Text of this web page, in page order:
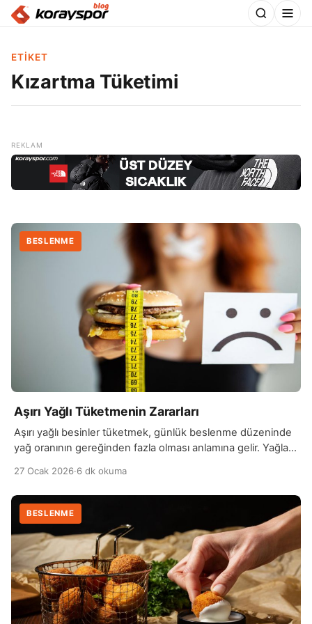
ETIKET
Kızartma Tüketimi
BESLENME
Aşırı Yağlı Tüketmenin Zararları
Aşırı yağlı besinler tüketmek, günlük beslenme düzeninde
yağ oranının gereğinden fazla olması anlamına gelir. Yağlar
alındığında sağlık sorunlarına yol açabilir. Özellikle
kızartmalar, fast food ürünleri ve işlenmiş gıdalar aşırı yağ
alımının başlıca kaynaklarıdır. Aşırı yağ tüketimi, kilo artışı ve
obezite riskini artırır. Fazla yağ, vücutta […]
27 Ocak 2026·6 dk okuma
BESLENME